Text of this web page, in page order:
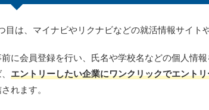
目は、マイナビやリクナビなどの就活情報サイト
に会員登録を行い、氏名や学校名などの個人情
エントリーしたい企業にワンクリックでエント
れます。